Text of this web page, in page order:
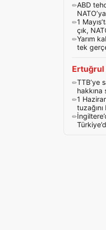
ABD
1
çık,
Yarım
tek
Ertuğrul
TTB’ye
hakkına
1
tuzağını